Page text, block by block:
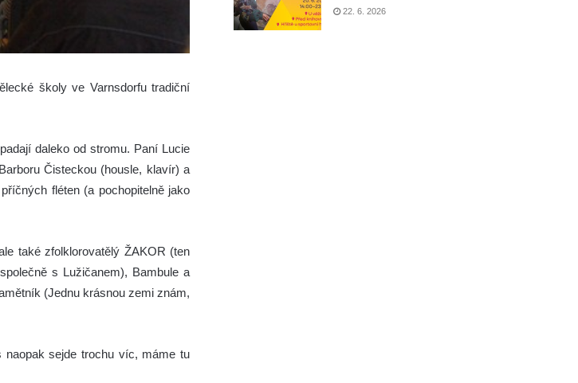
školy ve Varnsdorfu tradiční
daleko od stromu. Paní Lucie
Čisteckou (housle, klavír) a
fléten (a pochopitelně jako
také zfolklorovatělý ŽAKOR (ten
s Lužičanem), Bambule a
(Jednu krásnou zemi znám,
sejde trochu víc, máme tu
22. 6. 2026